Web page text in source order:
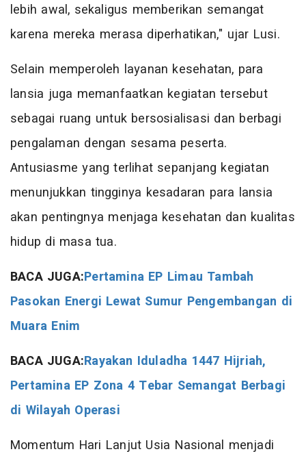
lebih awal, sekaligus memberikan semangat
karena mereka merasa diperhatikan," ujar Lusi.
Selain memperoleh layanan kesehatan, para
lansia juga memanfaatkan kegiatan tersebut
sebagai ruang untuk bersosialisasi dan berbagi
pengalaman dengan sesama peserta.
Antusiasme yang terlihat sepanjang kegiatan
menunjukkan tingginya kesadaran para lansia
akan pentingnya menjaga kesehatan dan kualitas
hidup di masa tua.
BACA JUGA:Pertamina EP Limau Tambah
Pasokan Energi Lewat Sumur Pengembangan di
Muara Enim
BACA JUGA:Rayakan Iduladha 1447 Hijriah,
Pertamina EP Zona 4 Tebar Semangat Berbagi
di Wilayah Operasi
Momentum Hari Lanjut Usia Nasional menjadi